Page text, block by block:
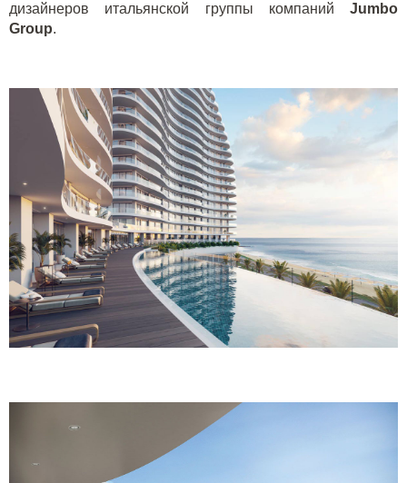
дизайнеров итальянской группы компаний Jumbo
Group.